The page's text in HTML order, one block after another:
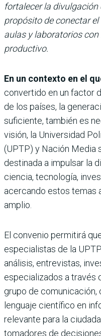
fortalecer la
propósito de conectar
aulas y laboratorios
productivo.
En un contexto en el
convertido en un factor
de los países, la
suficiente, también es
visión, la Universidad
(UPTP) y Nación Media
destinada a impulsar la
ciencia, tecnología,
acercando estos temas
amplio.
El convenio permitirá
especialistas de la
análisis, entrevistas,
especializados a través
grupo de
lenguaje científico en
relevante para la
tomadores de